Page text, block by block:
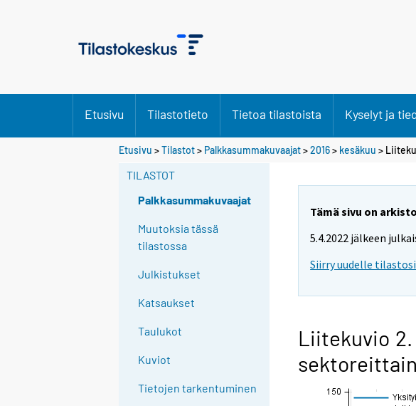
Etusivu Tilastotieto Tietoa tilastoista Kyselyt ja
Etusivu >Tilastot> Palkkasummakuvaajat>2016> kesäkuu >
TILASTOT
Palkkasummakuvaajat
Muutoksia tässä
tilastossa
Julkistukset
Katsaukset
Taulukot
Kuviot
Tietojen tarkentuminen
Tämä sivu on
5.4.2022 jälkeen
Siirry uudelle
Liitekuvio